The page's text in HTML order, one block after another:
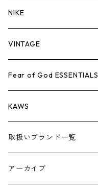
バッグ
シューズ
小物
コラボレーション
×THE NORTH FACE
×COMME des GARCONS
シーズンアイテム
26SS
BOX LOGOアイテム
キャップ・ハット
バッグ
シューズ
小物
パンツ
キャップ・ハット
バッグ
シューズ
小物
ジャケット
パンツ
キャップ・ハット
バッグ
シューズ
小物
シャツ
ジャケット
パンツ
キャップ・ハット
バッグ
シューズ
スウェット/ニット
シャツ
ジャケット
パンツ
キャップ
バッグ
ロンTEE
スウェット/ニット
シャツ
ジャケット
パンツ
キャップ・ハット
Tシャツ
ロンTEE
スウェット/ニット
シャツ
ジャケット
パンツ
NIKE
シューズ
AIR JORDAN 1
AIR JORDAN 3
アパレル・小物
VINTAGE
Tシャツ
ロンTEE
スウェット/ニット
ジャケット
Fear of God ESSENTIALS
Tシャツ
ロンTEE
スウェット/ニット
KAWS
アパレル
小物
取扱いブランド一覧
A
アーカイブ